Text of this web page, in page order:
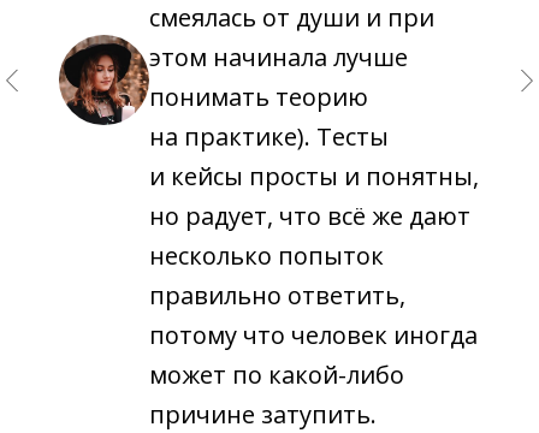
смеялась от души и при
этом начинала лучше
понимать теорию
на практике). Тесты
и кейсы просты и понятны,
но радует, что всё же дают
несколько попыток
правильно ответить,
потому что человек иногда
может по какой-либо
причине затупить.